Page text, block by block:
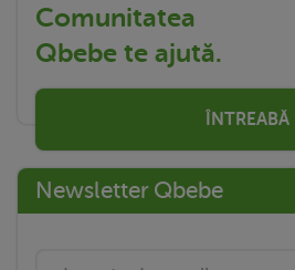
Comunitatea
Qbebe te ajută.
ÎNTREABĂ
Newsletter Qbebe